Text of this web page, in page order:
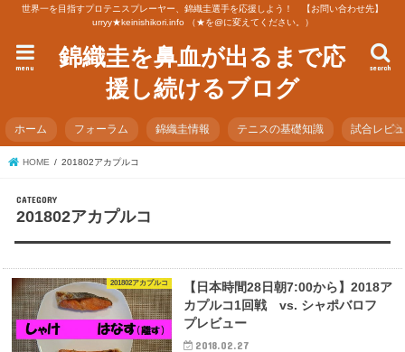
世界一を目指すプロテニスプレーヤー、錦織圭選手を応援しよう！ 【お問い合わせ先】
urryy★keinishikori.info （★を@に変えてください。）
錦織圭を鼻血が出るまで応
援し続けるブログ
search
menu
ホーム フォーラム 錦織圭情報 テニスの基礎知識 試合レビ
HOME 201802アカプルコ
201802アカプルコ
201802アカプルコ
【日本時間28日朝7:00から】2018ア
カプルコ1回戦 vs. シャポバロフ
プレビュー
2018.02.27